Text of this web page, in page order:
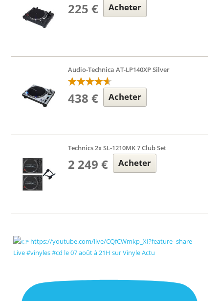
225 € Acheter
Audio-Technica AT-LP140XP Silver
438 € Acheter
Technics 2x SL-1210MK 7 Club Set
2 249 € Acheter
Live #vinyles #cd le 07 août à 21H sur Vinyle Actu